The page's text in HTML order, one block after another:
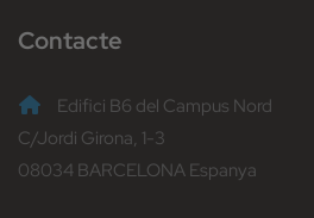
Contacte
Edifici B6 del Campus Nord
C/Jordi Girona, 1-3
08034 BARCELONA Espanya